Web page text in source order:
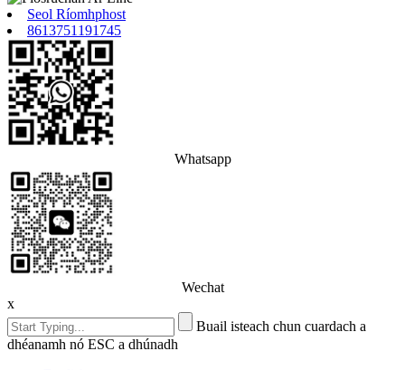
Seol Ríomhphost
8613751191745
Whatsapp
Wechat
x
Buail isteach chun cuardach a
dhéanamh nó ESC a dhúnadh